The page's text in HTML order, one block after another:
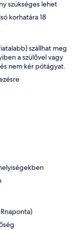
szükséges lehet
korhatára 18
szállhat meg
a szülővel vagy
nem kér pótágyat.